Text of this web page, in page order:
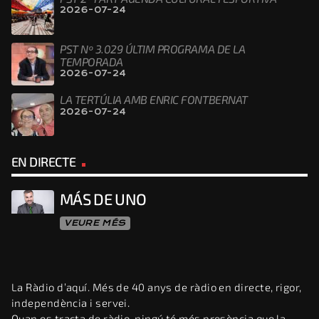
2026-07-24
PST Nº 3.029 ÚLTIM PROGRAMA DE LA
TEMPORADA
2026-07-24
LA TERTÚLIA AMB ENRIC FONTBERNAT
2026-07-24
EN DIRECTE
MÁS DE UNO
VEURE MÉS
La Ràdio d’aquí. Més de 40 anys de ràdio en directe, rigor,
independència i servei.